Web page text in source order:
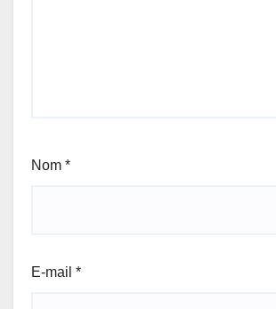
Nom *
E-mail *